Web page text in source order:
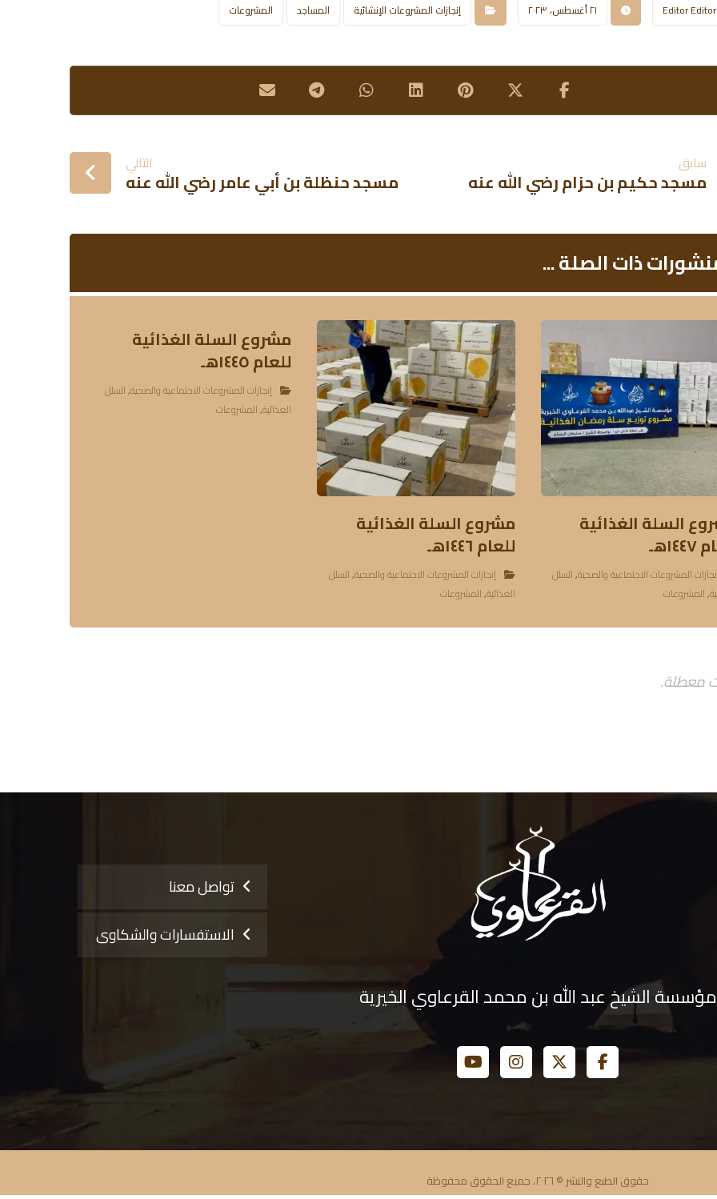
Editor Editor ٢١ أغسطس، ٢٠٢٣ إنجازات المشروعات الإنشائية المساجد المشروعات
سابق
مسجد حكيم بن حزام رضي الله عنه
التالي
مسجد حنظلة بن أبي عامر رضي الله عنه
ذات الصلة ...
السلة الغذائية
المشروعات الاجتماعية والصحية,السلل
,المشروعات
مشروع السلة الغذائية
للعام ١٤٤٦هـ
إنجازات المشروعات الاجتماعية والصحية,السلل
الغذائية,المشروعات
مشروع السلة الغذائية
للعام ١٤٤٥هـ
إنجازات المشروعات الاجتماعية والصحية,السلل
الغذائية,المشروعات
معطلة.
مؤسسة الشيخ عبد الله بن محمد القرعاوي الخيرية
تواصل معنا
الاستفسارات والشكاوى
حقوق الطبع والنشر © ٢٠٢٦، جميع الحقوق محفوظة